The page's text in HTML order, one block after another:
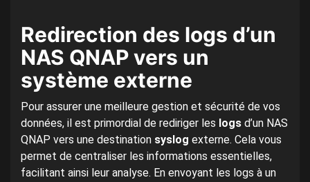
Redirection des logs d’un
NAS QNAP vers un
système externe
Pour assurer une meilleure gestion et sécurité de vos
données, il est primordial de rediriger les logs d’un NAS
QNAP vers une destination syslog externe. Cela vous
permet de centraliser les informations essentielles,
facilitant ainsi leur analyse. En envoyant les logs à un